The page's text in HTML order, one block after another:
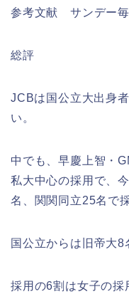
参考文献 サンデー
総評
JCBは国公立大出身
い。
中でも、早慶上智・
私大中心の採用で、
名、関関同立25名で
国公立からは旧帝大8
採用の6割は女子の採